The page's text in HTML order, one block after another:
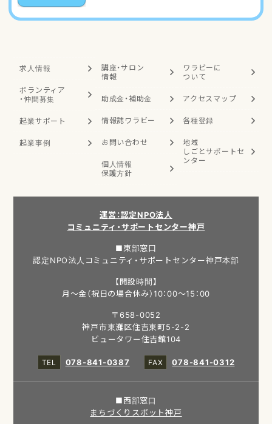
求人情報
ボランティア
・仲間募集
起業サポート
起業事例
講座・サロン
情報
助成金・補助金
情報誌ワラビー
お問い合わせ
個人情報
保護方針
ワラビーに
ついて
アクセスマップ
各種登録
地域
しごとサポートセ
ンター
運営：認定NPO法人
コミュニティ・サポートセンター神戸
■東部窓口
認定NPO法人コミュニティ・サポートセンター神戸本部
【開設時間】
月～金（祝日の場合休み）10：00～15：00
〒658-0052
神戸市東灘区住吉東町5-2-2
ビュータワー住吉館104
078-841-0387
078-841-0312
■西部窓口
まちづくりスポット神戸